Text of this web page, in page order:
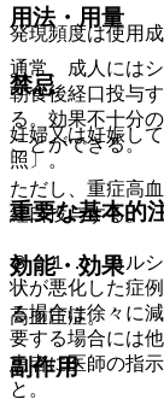
発現頻度は使用
禁忌
妊婦又は妊娠し
照〕。
重要な基本的
８．１． カルシ
状が悪化した症
る場合は徐々に
要する場合には
患者に医師の指
と。
用法・用量
通常、成人には
朝食後経口投与
る。効果不十分
ことができる。
ただし、重症高
経口投与する。
効能・効果
高血圧症。
副作用